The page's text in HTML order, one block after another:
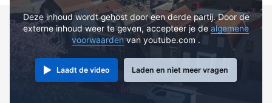
Deze inhoud wordt gehost door een derde partij. Door de
externe inhoud weer te geven, accepteer je dealgemene
voorwaardenvan youtube.com .
Laadt de video Laden en niet meer vragen